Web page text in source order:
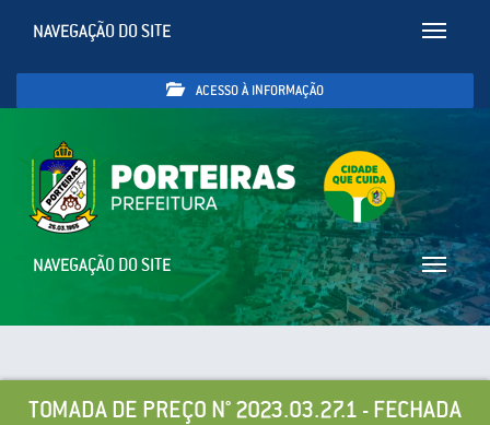
Toggle
NAVEGAÇÃO DO SITE
ACESSO À INFORMAÇÃO
Toggle
NAVEGAÇÃO DO SITE
TOMADA DE PREÇO N° 2023.03.27.1 - FECHADA